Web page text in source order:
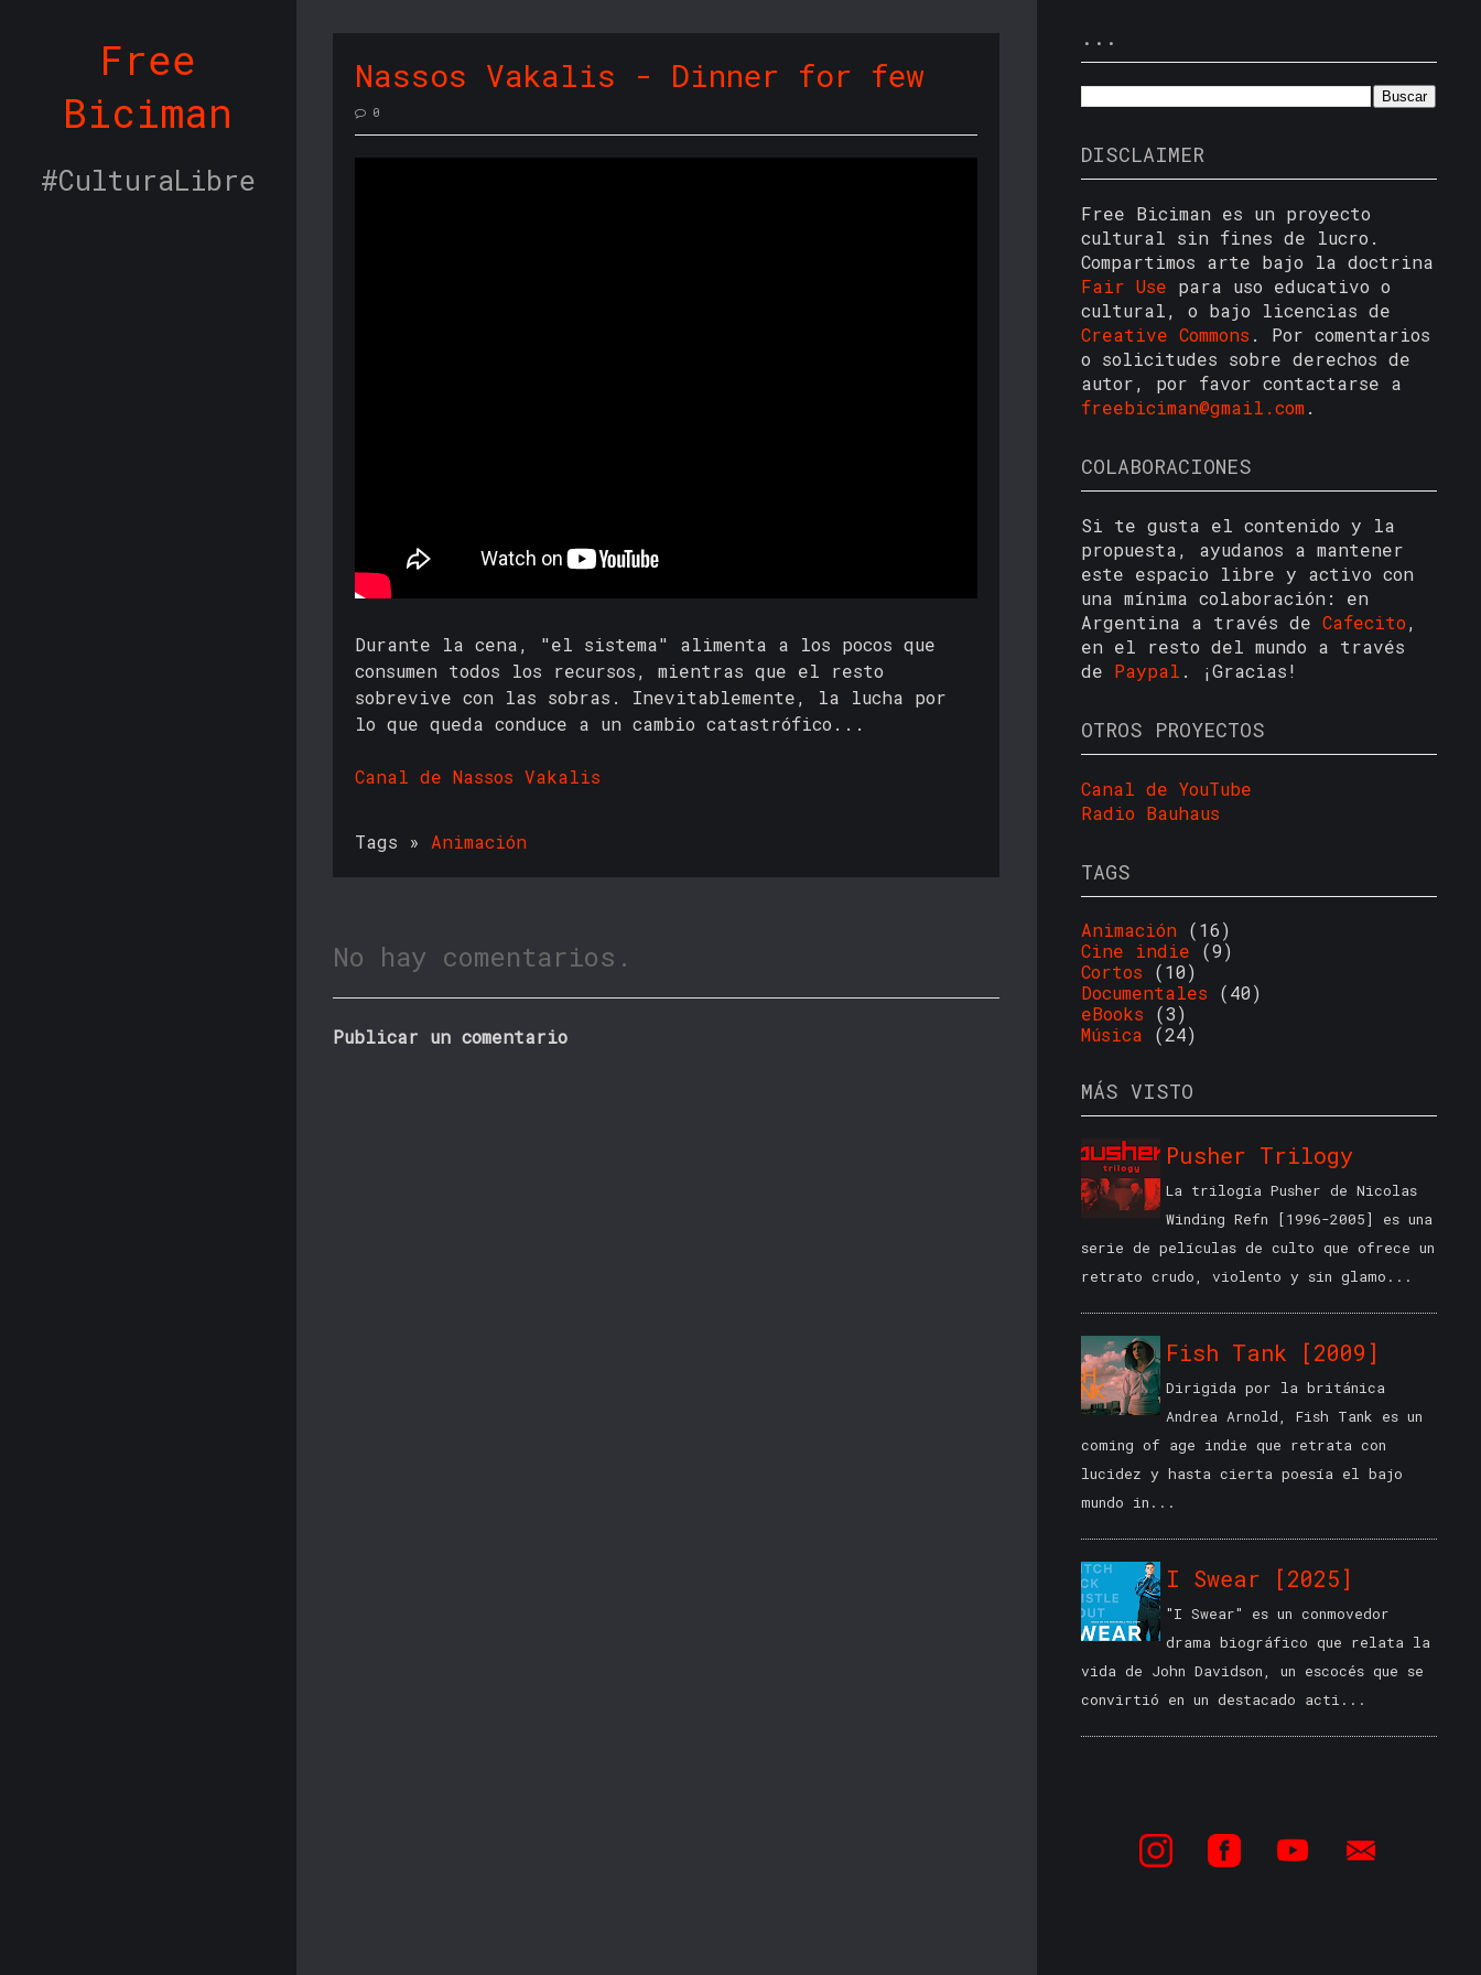
Free
Biciman
#CulturaLibre
Nassos Vakalis - Dinner for few
0
Durante la cena, "el sistema" alimenta a los pocos que
consumen todos los recursos, mientras que el resto
sobrevive con las sobras. Inevitablemente, la lucha por
lo que queda conduce a un cambio catastrófico...
Canal de Nassos Vakalis
Tags » Animación
No hay comentarios.
Publicar un comentario
...
DISCLAIMER
Free Biciman es un proyecto
cultural sin fines de lucro.
Compartimos arte bajo la doctrina
Fair Use para uso educativo o
cultural, o bajo licencias de
Creative Commons . Por comentarios
o solicitudes sobre derechos de
autor, por favor contactarse a
freebiciman@gmail.com.
COLABORACIONES
Si te gusta el contenido y la
propuesta, ayudanos a mantener
este espacio libre y activo con
una mínima colaboración: en
Argentina a través deCafecito,
en el resto del mundo a través
de Paypal . ¡Gracias!
OTROS PROYECTOS
Canal de YouTube
Radio Bauhaus
TAGS
Animación (16)
Cine indie
(9)
Cortos
(10)
Documentales
(40)
eBooks
(3)
Música
(24)
MÁS VISTO
Pusher Trilogy
La trilogía Pusher de Nicolas
Winding Refn [1996-2005] es una
serie de películas de culto que ofrece un
retrato crudo, violento y sin glamo...
Fish Tank [2009]
Dirigida por la británica
Andrea Arnold, Fish Tank es un
coming of age indie que retrata con
lucidez y hasta cierta poesía el bajo
mundo in...
I Swear [2025]
"I Swear" es un conmovedor
drama biográfico que relata la
vida de John Davidson, un escocés que se
convirtió en un destacado acti...